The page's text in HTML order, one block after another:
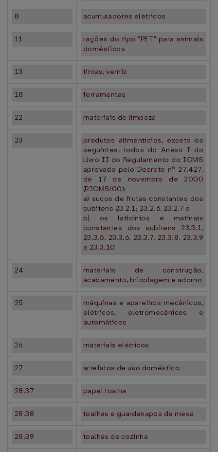
8 acumuladores elétricos
11
rações do tipo "PET" para animais
domésticos
13 tintas, verniz
18 ferramentas
22 materiais de limpeza
23
produtos alimentícios, exceto os
seguintes, todos do Anexo I do
Livro II do Regulamento do ICMS
aprovado pelo Decreto nº 27.427,
de 17 de novembro de 2000
(RICMS/00):
a) sucos de frutas constantes dos
subitens 23.2.1; 23.2.6, 23.2.7 e
b) os laticínios e matinais
constantes dos subitens 23.3.1,
23.3.5, 23.3.6, 23.3.7, 23.3.8, 23.3.9
e 23.3.10
24
materiais de construção,
acabamento, bricolagem e adorno
25
máquinas e aparelhos mecânicos,
elétricos, eletromecânicos e
automáticos
26 materiais elétricos
27 artefatos de uso doméstico
28.37 papel toalha
28.38 toalhas e guardanapos de mesa
28.39 toalhas de cozinha